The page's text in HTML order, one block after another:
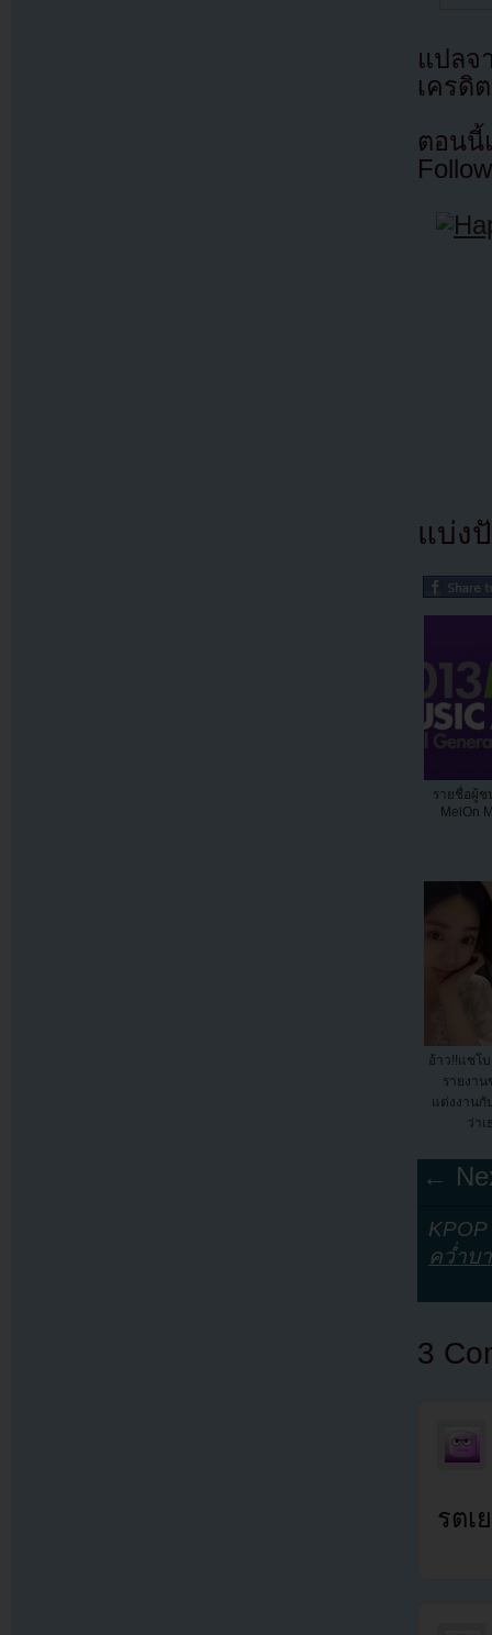
แปล
เครดิ
ตอนนี้
แบ่ง
รายชื่อผู้ช
MelOn
อ้าว!!แชโ
รายงาน
แต่งงานกั
ว่า
←
คว่ำบ
3
รตเ